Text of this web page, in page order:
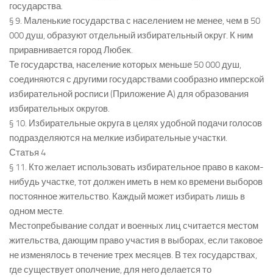
государства.
§ 9. Маленькие государства с населением не менее, чем в 50
000 душ, образуют отдельный избирательный округ. К ним
приравнивается город Любек.
Те государства, население которых меньше 50 000 душ,
соединяются с другими государствами сообразно имперской
избирательной росписи (Приложение А) для образования
избирательных округов.
§ 10. Избирательные округа в целях удобной подачи голосов
подразделяются на мелкие избирательные участки.
Статья 4
§ 11. Кто желает использовать избирательное право в каком-
нибудь участке, тот должен иметь в нем ко времени выборов
постоянное жительство. Каждый может избирать лишь в
одном месте.
Местопребывание солдат и военных лиц считается местом
жительства, дающим право участия в выборах, если таковое
не изменялось в течение трех месяцев. В тех государствах,
где существует ополчение, для него делается то